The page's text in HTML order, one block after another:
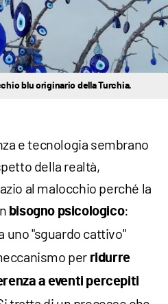
blu originario della Turchia.
e tecnologia sembrano
della realtà,
al malocchio perché la
bisogno psicologico:
uno "sguardo cattivo"
per ridurre
a eventi percepiti